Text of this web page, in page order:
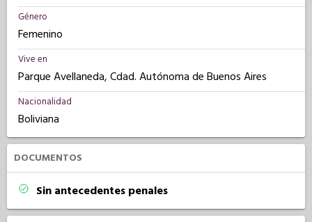
Género
Femenino
Vive en
Parque Avellaneda, Cdad. Autónoma de Buenos Aires
Nacionalidad
Boliviana
DOCUMENTOS
Sin antecedentes penales